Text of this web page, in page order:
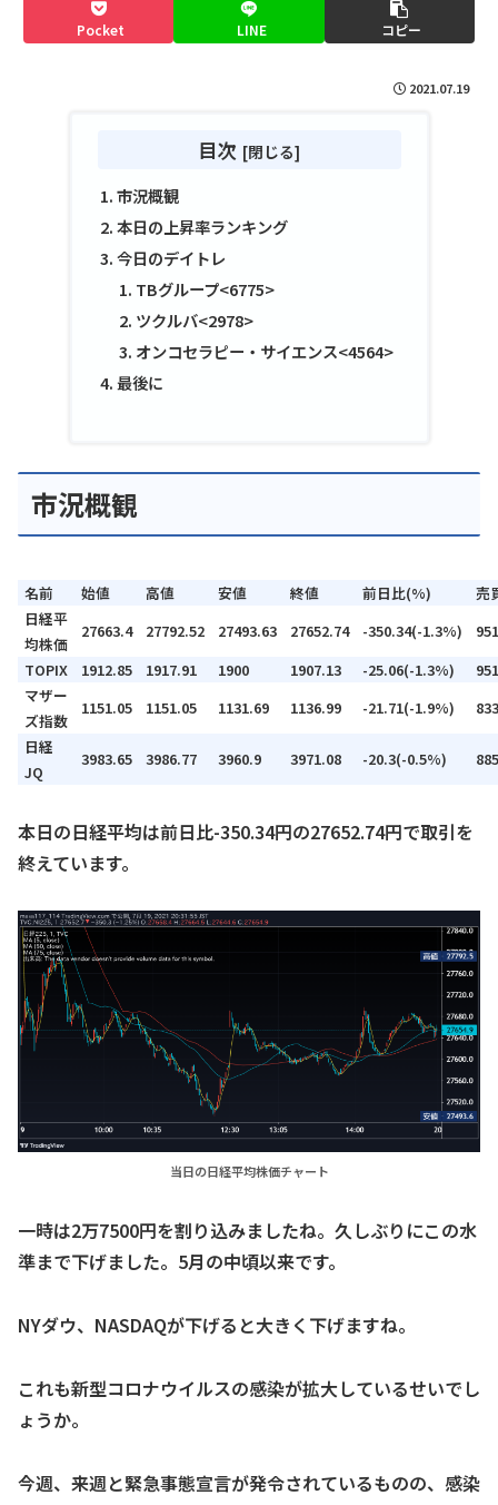
Pocket LINE コピー
2021.07.19
目次
市況概観
本日の上昇率ランキング
今日のデイトレ
TBグループ<6775>
ツクルバ<2978>
オンコセラピー・サイエンス<4564>
最後に
市況概観
名前 始値 高値 安値 終値 前日比(%)
売
日経平
均株価
27663.4 27792.52 27493.63 27652.74 -350.34(-1.3%)
TOPIX
1912.85 1917.91 1900 1907.13 -25.06(-1.3%)
マザー
ズ指数
1151.05 1151.05 1131.69 1136.99 -21.71(-1.9%)
日経
JQ
3983.65 3986.77 3960.9 3971.08 -20.3(-0.5%)
本日の日経平均は前日比-350.34円の27652.74円で取引を
終えています。
当日の日経平均株価チャート
一時は2万7500円を割り込みましたね。久しぶりにこの水
準まで下げました。5月の中頃以来です。
NYダウ、NASDAQが下げると大きく下げますね。
これも新型コロナウイルスの感染が拡大しているせいでし
ょうか。
今週、来週と緊急事態宣言が発令されているものの、感染